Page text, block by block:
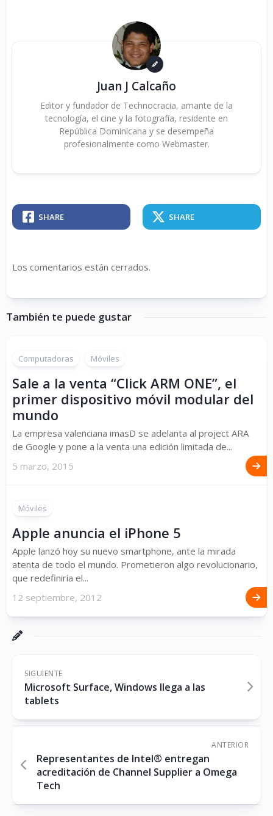
Juan J Calcaño
Editor y fundador de Technocracia, amante de la
tecnología, el cine y la fotografía, residente en
República Dominicana y se desempeña
profesionalmente como Webmaster.
SHARE SHARE
Los comentarios están cerrados.
También te puede gustar
Computadoras Móviles
Sale a la venta “Click ARM ONE”, el
primer dispositivo móvil modular del
mundo
La empresa valenciana imasD se adelanta al project ARA
de Google y pone a la venta una edición limitada de...
5 marzo, 2015
Móviles
Apple anuncia el iPhone 5
Apple lanzó hoy su nuevo smartphone, ante la mirada
atenta de todo el mundo. Prometieron algo revolucionario,
que redefiniría el...
12 septiembre, 2012
SIGUIENTE
Microsoft Surface, Windows llega a las
tablets
ANTERIOR
Representantes de Intel® entregan
acreditación de Channel Supplier a Omega
Tech